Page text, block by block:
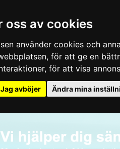
oss av cookies
använder cookies och
, för att ge en
, för att visa
Jag avböjer Ändra mina